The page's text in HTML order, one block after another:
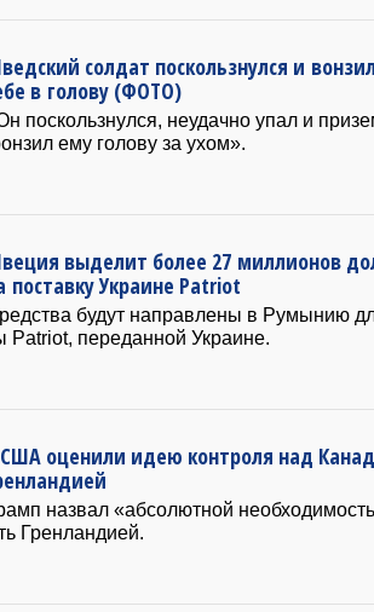
солдат поскользнулся и
в голову (ФОТО)
поскользнулся, неудачно упал и
ему голову за ухом».
выделит более 27 миллионов
поставку Украине Patriot
будут направлены в Румынию
Patriot, переданной Украине.
оценили идею контроля над
назвал «абсолютной
Гренландией.